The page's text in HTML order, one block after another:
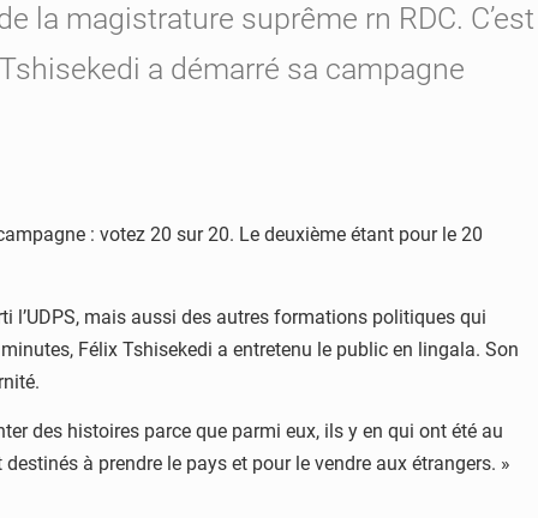
la magistrature suprême rn RDC. C’est
a démarré sa campagne
: votez 20 sur 20. Le deuxième étant pour le 20
l’UDPS, mais aussi des autres formations politiques qui
Félix Tshisekedi a entretenu le public en lingala. Son
des histoires parce que parmi eux, ils y en qui ont été au
à prendre le pays et pour le vendre aux étrangers. »